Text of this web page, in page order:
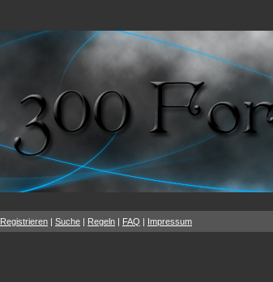
Registrieren | Suche | Regeln | FAQ | Impressum